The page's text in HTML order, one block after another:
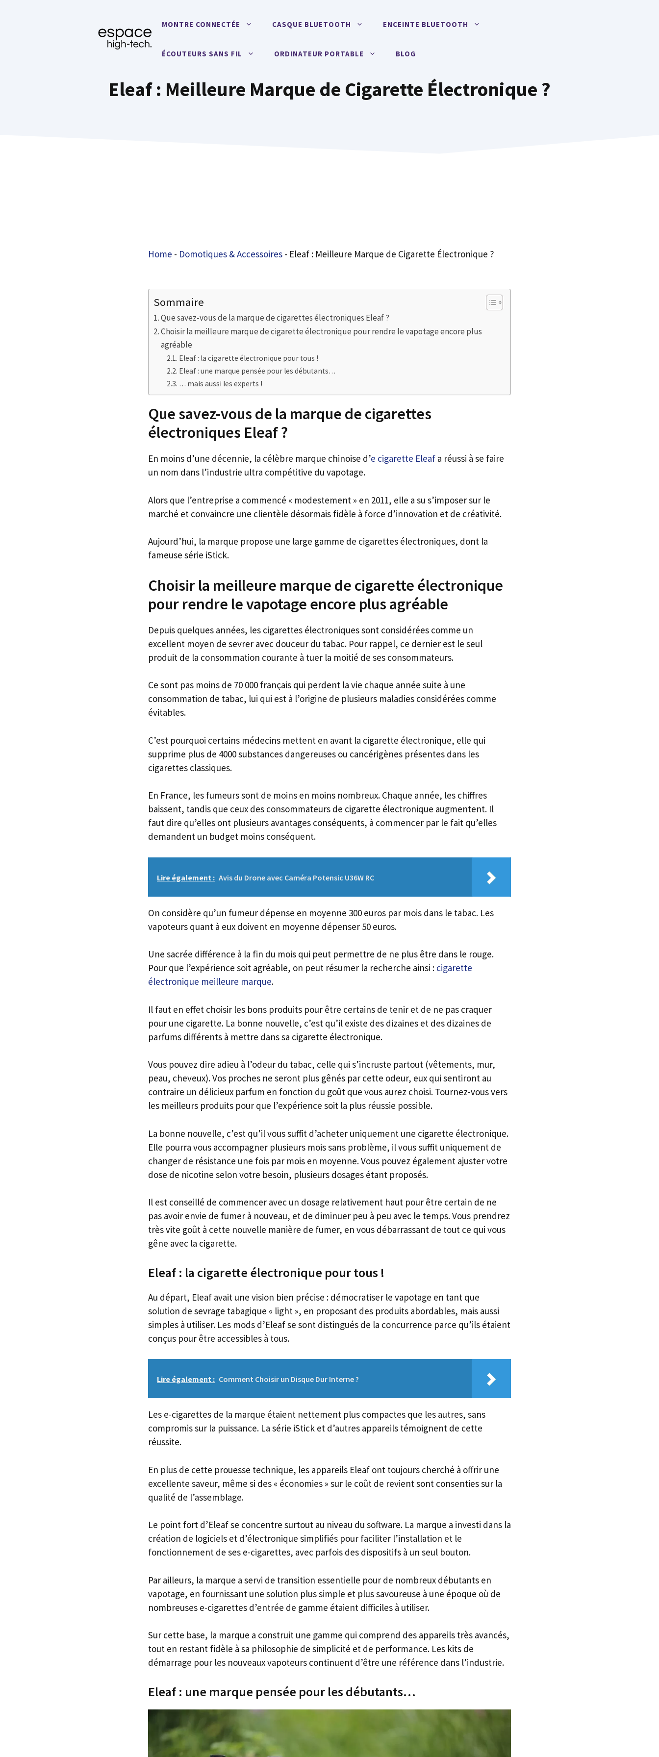
MONTRE CONNECTÉE CASQUE BLUETOOTH ENCEINTE BLUETOOTH
ÉCOUTEURS SANS FIL ORDINATEUR PORTABLE BLOG
Eleaf : Meilleure Marque de Cigarette Électronique ?
Home - Domotiques & Accessoires - Eleaf : Meilleure Marque de Cigarette Électronique ?
Sommaire
Que savez-vous de la marque de cigarettes électroniques Eleaf ?
Choisir la meilleure marque de cigarette électronique pour rendre le vapotage encore plus
agréable
Eleaf : la cigarette électronique pour tous !
Eleaf : une marque pensée pour les débutants…
… mais aussi les experts !
Que savez-vous de la marque de cigarettes
électroniques Eleaf ?
En moins d’une décennie, la célèbre marque chinoise d’e cigarette Eleaf a réussi à se faire
un nom dans l’industrie ultra compétitive du vapotage.
Alors que l’entreprise a commencé « modestement » en 2011, elle a su s’imposer sur le
marché et convaincre une clientèle désormais fidèle à force d’innovation et de créativité.
Aujourd’hui, la marque propose une large gamme de cigarettes électroniques, dont la
fameuse série iStick.
Choisir la meilleure marque de cigarette électronique
pour rendre le vapotage encore plus agréable
Depuis quelques années, les cigarettes électroniques sont considérées comme un
excellent moyen de sevrer avec douceur du tabac. Pour rappel, ce dernier est le seul
produit de la consommation courante à tuer la moitié de ses consommateurs.
Ce sont pas moins de 70 000 français qui perdent la vie chaque année suite à une
consommation de tabac, lui qui est à l’origine de plusieurs maladies considérées comme
évitables.
C’est pourquoi certains médecins mettent en avant la cigarette électronique, elle qui
supprime plus de 4000 substances dangereuses ou cancérigènes présentes dans les
cigarettes classiques.
En France, les fumeurs sont de moins en moins nombreux. Chaque année, les chiffres
baissent, tandis que ceux des consommateurs de cigarette électronique augmentent. Il
faut dire qu’elles ont plusieurs avantages conséquents, à commencer par le fait qu’elles
demandent un budget moins conséquent.
Lire également : Avis du Drone avec Caméra Potensic U36W RC
On considère qu’un fumeur dépense en moyenne 300 euros par mois dans le tabac. Les
vapoteurs quant à eux doivent en moyenne dépenser 50 euros.
Une sacrée différence à la fin du mois qui peut permettre de ne plus être dans le rouge.
Pour que l’expérience soit agréable, on peut résumer la recherche ainsi : cigarette
électronique meilleure marque.
Il faut en effet choisir les bons produits pour être certains de tenir et de ne pas craquer
pour une cigarette. La bonne nouvelle, c’est qu’il existe des dizaines et des dizaines de
parfums différents à mettre dans sa cigarette électronique.
Vous pouvez dire adieu à l’odeur du tabac, celle qui s’incruste partout (vêtements, mur,
peau, cheveux). Vos proches ne seront plus gênés par cette odeur, eux qui sentiront au
contraire un délicieux parfum en fonction du goût que vous aurez choisi. Tournez-vous vers
les meilleurs produits pour que l’expérience soit la plus réussie possible.
La bonne nouvelle, c’est qu’il vous suffit d’acheter uniquement une cigarette électronique.
Elle pourra vous accompagner plusieurs mois sans problème, il vous suffit uniquement de
changer de résistance une fois par mois en moyenne. Vous pouvez également ajuster votre
dose de nicotine selon votre besoin, plusieurs dosages étant proposés.
Il est conseillé de commencer avec un dosage relativement haut pour être certain de ne
pas avoir envie de fumer à nouveau, et de diminuer peu à peu avec le temps. Vous prendrez
très vite goût à cette nouvelle manière de fumer, en vous débarrassant de tout ce qui vous
gêne avec la cigarette.
Eleaf : la cigarette électronique pour tous !
Au départ, Eleaf avait une vision bien précise : démocratiser le vapotage en tant que
solution de sevrage tabagique « light », en proposant des produits abordables, mais aussi
simples à utiliser. Les mods d’Eleaf se sont distingués de la concurrence parce qu’ils étaient
conçus pour être accessibles à tous.
Lire également : Comment Choisir un Disque Dur Interne ?
Les e-cigarettes de la marque étaient nettement plus compactes que les autres, sans
compromis sur la puissance. La série iStick et d’autres appareils témoignent de cette
réussite.
En plus de cette prouesse technique, les appareils Eleaf ont toujours cherché à offrir une
excellente saveur, même si des « économies » sur le coût de revient sont consenties sur la
qualité de l’assemblage.
Le point fort d’Eleaf se concentre surtout au niveau du software. La marque a investi dans la
création de logiciels et d’électronique simplifiés pour faciliter l’installation et le
fonctionnement de ses e-cigarettes, avec parfois des dispositifs à un seul bouton.
Par ailleurs, la marque a servi de transition essentielle pour de nombreux débutants en
vapotage, en fournissant une solution plus simple et plus savoureuse à une époque où de
nombreuses e-cigarettes d’entrée de gamme étaient difficiles à utiliser.
Sur cette base, la marque a construit une gamme qui comprend des appareils très avancés,
tout en restant fidèle à sa philosophie de simplicité et de performance. Les kits de
démarrage pour les nouveaux vapoteurs continuent d’être une référence dans l’industrie.
Eleaf : une marque pensée pour les débutants…